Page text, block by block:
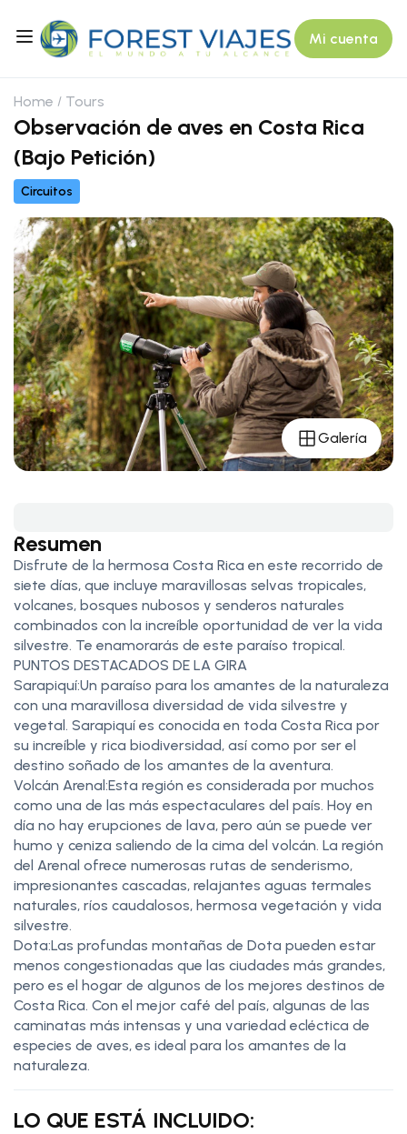
Mi cuenta
Home Tours
Observación de aves en Costa Rica
(Bajo Petición)
Circuitos
Galería
Resumen
Disfrute de la hermosa Costa Rica en este recorrido de
siete días, que incluye maravillosas selvas tropicales,
volcanes, bosques nubosos y senderos naturales
combinados con la increíble oportunidad de ver la vida
silvestre. Te enamorarás de este paraíso tropical.
PUNTOS DESTACADOS DE LA GIRA
Sarapiquí:Un paraíso para los amantes de la naturaleza
con una maravillosa diversidad de vida silvestre y
vegetal. Sarapiquí es conocida en toda Costa Rica por
su increíble y rica biodiversidad, así como por ser el
destino soñado de los amantes de la aventura.
Volcán Arenal:Esta región es considerada por muchos
como una de las más espectaculares del país. Hoy en
día no hay erupciones de lava, pero aún se puede ver
humo y ceniza saliendo de la cima del volcán. La región
del Arenal ofrece numerosas rutas de senderismo,
impresionantes cascadas, relajantes aguas termales
naturales, ríos caudalosos, hermosa vegetación y vida
silvestre.
Dota:Las profundas montañas de Dota pueden estar
menos congestionadas que las ciudades más grandes,
pero es el hogar de algunos de los mejores destinos de
Costa Rica. Con el mejor café del país, algunas de las
caminatas más intensas y una variedad ecléctica de
especies de aves, es ideal para los amantes de la
naturaleza.
LO QUE ESTÁ INCLUIDO: